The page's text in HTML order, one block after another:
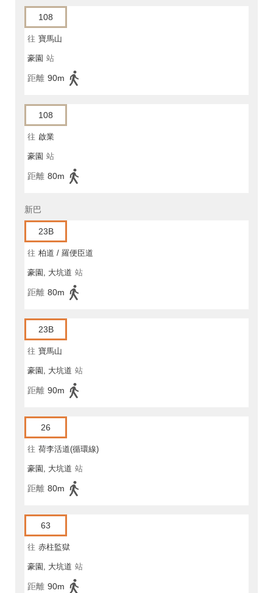
108
往 寶馬山
豪園 站
距離 90m
108
往 啟業
豪園 站
距離 80m
新巴
23B
往 柏道 / 羅便臣道
豪園, 大坑道 站
距離 80m
23B
往 寶馬山
豪園, 大坑道 站
距離 90m
26
往 荷李活道(循環線)
豪園, 大坑道 站
距離 80m
63
往 赤柱監獄
豪園, 大坑道 站
距離 90m